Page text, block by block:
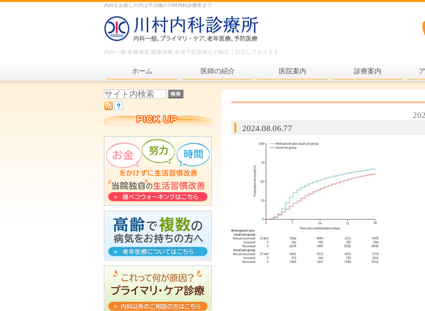
内科をお探しの方は平沼橋の川村内科診療所まで
内科一般,各種検査,健康診断,各種予防接種など幅広く対応しております。
ホーム 医師の紹介 医院案内 診療案内
内科一般
老年医療
腹ペコウォーキング
2024.08.06.77